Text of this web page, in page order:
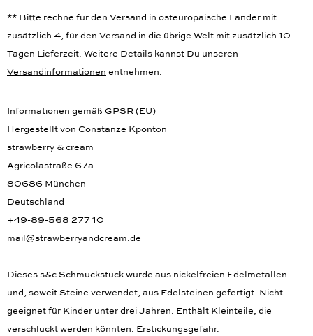
** Bitte rechne für den Versand in osteuropäische Länder mit
zusätzlich 4, für den Versand in die übrige Welt mit zusätzlich 10
Tagen Lieferzeit. Weitere Details kannst Du unseren
Versandinformationen entnehmen.
Informationen gemäß GPSR (EU)
Hergestellt von Constanze Kponton
strawberry & cream
Agricolastraße 67a
80686 München
Deutschland
+49-89-568 277 10
mail@strawberryandcream.de
Dieses s&c Schmuckstück wurde aus nickelfreien Edelmetallen
und, soweit Steine verwendet, aus Edelsteinen gefertigt. Nicht
geeignet für Kinder unter drei Jahren. Enthält Kleinteile, die
verschluckt werden könnten. Erstickungsgefahr.